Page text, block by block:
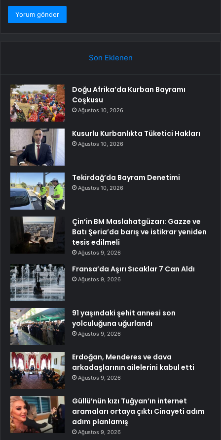
Son Eklenen
Doğu Afrika’da Kurban Bayramı
Coşkusu
Ağustos 10, 2026
Kusurlu Kurbanlıkta Tüketici Hakları
Ağustos 10, 2026
Tekirdağ’da Bayram Denetimi
Ağustos 10, 2026
Çin’in BM Maslahatgüzarı: Gazze ve
Batı Şeria’da barış ve istikrar yeniden
tesis edilmeli
Ağustos 9, 2026
Fransa’da Aşırı Sıcaklar 7 Can Aldı
Ağustos 9, 2026
91 yaşındaki şehit annesi son
yolculuğuna uğurlandı
Ağustos 9, 2026
Erdoğan, Menderes ve dava
arkadaşlarının ailelerini kabul etti
Ağustos 9, 2026
Güllü’nün kızı Tuğyan’ın internet
aramaları ortaya çıktı Cinayeti adım
adım planlamış
Ağustos 9, 2026